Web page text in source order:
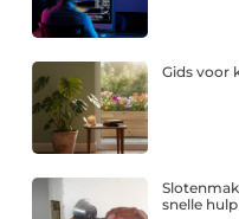
Gids voor
snelle